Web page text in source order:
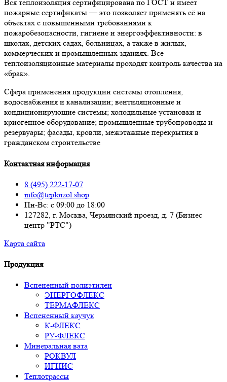
Вся теплоизоляция сертифицирована по ГОСТ и имеет
пожарные сертификаты — это позволяет применять её на
объектах с повышенными требованиями к
пожаробезопасности, гигиене и энергоэффективности: в
школах, детских садах, больницах, а также в жилых,
коммерческих и промышленных зданиях. Все
теплоизоляционные материалы проходят контроль качества на
«брак».
Сфера применения продукции системы отопления,
водоснабжения и канализации; вентиляционные и
кондиционирующие системы; холодильные установки и
криогенное оборудование; промышленные трубопроводы и
резервуары; фасады, кровли, межэтажные перекрытия в
гражданском строительстве
Контактная информация
8 (495) 222-17-07
info@teploizol.shop
Пн-Вс: с 09:00 до 18:00
127282, г. Москва, Чермянский проезд, д. 7 (Бизнес
центр "РТС")
Карта сайта
Продукция
Вспененный полиэтилен
ЭНЕРГОФЛЕКС
ТЕРМАФЛЕКС
Вспененный каучук
К-ФЛЕКС
РУ-ФЛЕКС
Минеральная вата
РОКВУЛ
ИГНИС
Теплотрассы